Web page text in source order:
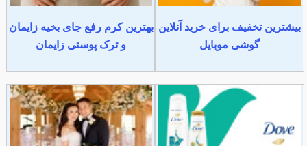
بیشترین تخفیف برای خرید آنلاین
گوشی موبایل
بهترین کرم رفع جای بخیه زایمان
و ترک پوستی زایمان